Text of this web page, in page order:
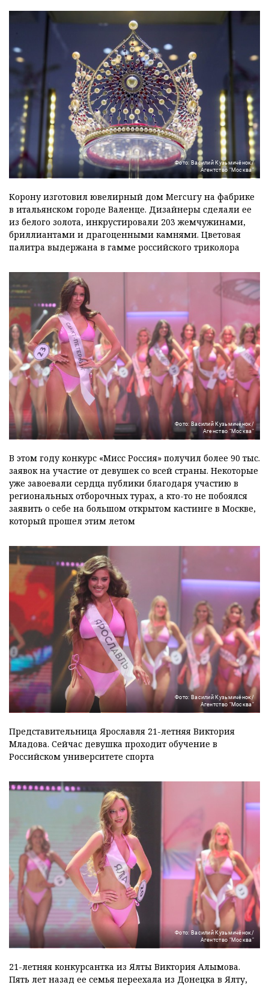
Фото: Василий Кузьмичёнок/
Агентство "Москва"
Корону изготовил ювелирный дом Mercury на фабрике
в итальянском городе Валенце. Дизайнеры сделали ее
из белого золота, инкрустировали 203 жемчужинами,
бриллиантами и драгоценными камнями. Цветовая
палитра выдержана в гамме российского триколора
Фото: Василий Кузьмичёнок/
Агенство "Москва"
В этом году конкурс «Мисс Россия» получил более 90 тыс.
заявок на участие от девушек со всей страны. Некоторые
уже завоевали сердца публики благодаря участию в
региональных отборочных турах, а кто-то не побоялся
заявить о себе на большом открытом кастинге в Москве,
который прошел этим летом
Фото: Василий Кузьмичёнок/
Агентство "Москва"
Представительница Ярославля 21-летняя Виктория
Младова. Сейчас девушка проходит обучение в
Российском университете спорта
Фото: Василий Кузьмичёнок/
Агентство "Москва"
21-летняя конкурсантка из Ялты Виктория Алымова.
Пять лет назад ее семья переехала из Донецка в Ялту,